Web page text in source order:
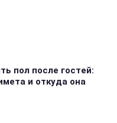
пол после гостей:
и откуда она